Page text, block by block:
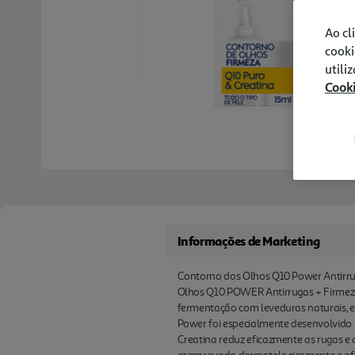
Informações de Marketing
Contorno dos Olhos Q10 Power
Olhos Q10 POWER Antirrugas +
fermentação com leveduras naturais,
Power foi especialmente
Creatina reduz eficazmente as rugas
Ao